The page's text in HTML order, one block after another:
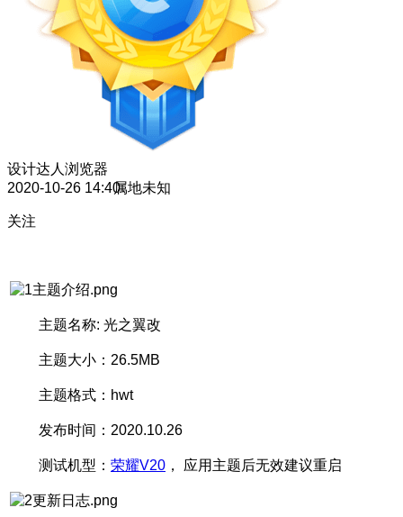
设计达人 浏览器
2020-10-26 14:40属地未知
关注
主题名称: 光之翼改
主题大小：26.5MB
主题格式：hwt
发布时间：2020.10.26
测试机型： 荣耀V20 ， 应用主题后无效建议重启